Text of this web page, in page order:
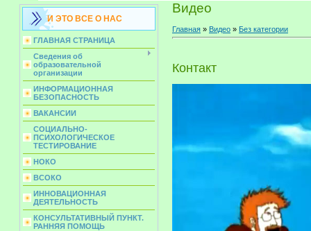
И ЭТО ВСЕ О НАС
ГЛАВНАЯ СТРАНИЦА
Сведения об
образовательной
организации
ИНФОРМАЦИОННАЯ
БЕЗОПАСНОСТЬ
ВАКАНСИИ
СОЦИАЛЬНО-
ПСИХОЛОГИЧЕСКОЕ
ТЕСТИРОВАНИЕ
НОКО
ВСОКО
ИННОВАЦИОННАЯ
ДЕЯТЕЛЬНОСТЬ
КОНСУЛЬТАТИВНЫЙ ПУНКТ.
РАННЯЯ ПОМОЩЬ
Видео
Главная » Видео » Без категории
Контакт